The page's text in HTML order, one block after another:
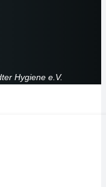
Hygiene e.V.